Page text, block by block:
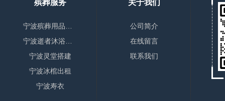
殡葬服务
宁波灵堂搭建
宁波冰棺出租
宁波寿衣
关于我们
公司简介
在线留言
联系我们